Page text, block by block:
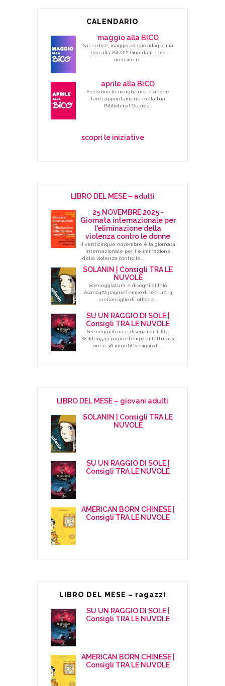
CALENDARIO
maggio alla BICO
Sai, si dice, maggio adagio adagio, ma
non alla BiCO!!! Guarda il ricco
mensile e…
aprile alla BICO
Fioriscono le margherite e anche
tanti appuntamenti nella tua
Biblioteca! Guarda…
scopri le iniziative
LIBRO DEL MESE – adulti
25 NOVEMBRE 2025 -
Giornata internazionale per
l'eliminazione della
violenza contro le donne
Il venticinque novembre è la giornata
internazionale per l'eliminazione
della violenza contro le…
SOLANIN | Consigli TRA LE
NUVOLE
Sceneggiatura e disegni di Inio
Asano472 pagineTempo di lettura: 3
oreConsiglio di: ottobre…
SU UN RAGGIO DI SOLE |
Consigli TRA LE NUVOLE
Sceneggiatura e disegni di Tillie
Walden544 pagineTempo di lettura: 3
ore e 30 minutiConsiglio di:…
LIBRO DEL MESE – giovani adulti
SOLANIN | Consigli TRA LE
NUVOLE
SU UN RAGGIO DI SOLE |
Consigli TRA LE NUVOLE
AMERICAN BORN CHINESE |
Consigli TRA LE NUVOLE
LIBRO DEL MESE – ragazzi
SU UN RAGGIO DI SOLE |
Consigli TRA LE NUVOLE
AMERICAN BORN CHINESE |
Consigli TRA LE NUVOLE